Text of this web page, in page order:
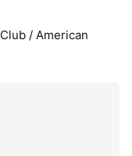
/ American